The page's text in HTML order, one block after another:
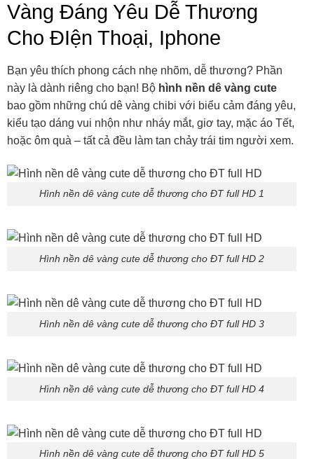
Vàng Đáng Yêu Dễ Thương
Cho ĐIện Thoại, Iphone
Bạn yêu thích phong cách nhẹ nhõm, dễ thương? Phần
này là dành riêng cho bạn! Bộ hình nền dê vàng cute
bao gồm những chú dê vàng chibi với biểu cảm đáng yêu,
kiểu tạo dáng vui nhộn như nháy mắt, giơ tay, mặc áo Tết,
hoặc ôm quà – tất cả đều làm tan chảy trái tim người xem.
Hình nền dê vàng cute dễ thương cho ĐT full HD 1
Hình nền dê vàng cute dễ thương cho ĐT full HD 2
Hình nền dê vàng cute dễ thương cho ĐT full HD 3
Hình nền dê vàng cute dễ thương cho ĐT full HD 4
Hình nền dê vàng cute dễ thương cho ĐT full HD 5